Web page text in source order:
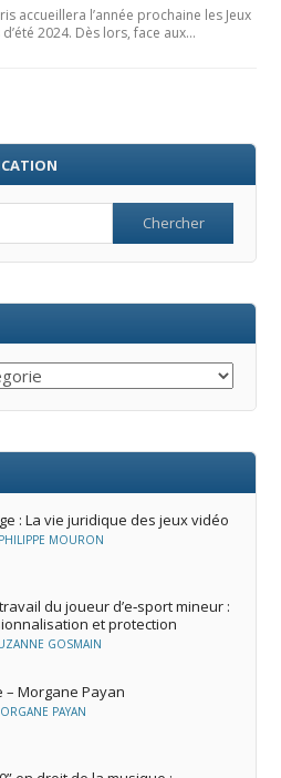
accueillera l’année prochaine les Jeux
2024. Dès lors, face aux…
: La vie juridique des jeux vidéo
PHILIPPE MOURON
du joueur d’e‑sport mineur :
et protection
GOSMAIN
Morgane Payan
PAYAN